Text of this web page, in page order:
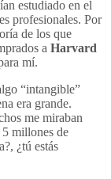
estudiado en el
profesionales. Por
de los que
a Harvard
mí.
“intangible”
era grande.
me miraban
5 millones de
¿tú estás